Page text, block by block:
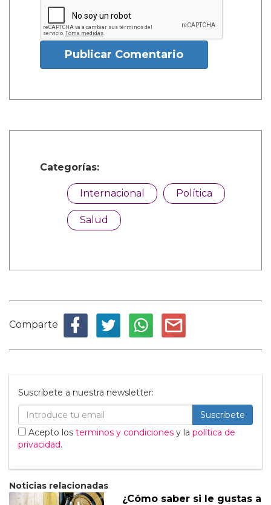
Publicar Comentario
Categorías:
Internacional Política
Salud
Comparte
Suscribete a nuestra newsletter:
Suscribete
Acepto los terminos y condiciones y la política de
privacidad.
Noticias relacionadas
¿Cómo saber si le gustas a